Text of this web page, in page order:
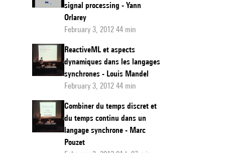
signal processing - Yann
Orlarey
February 3, 2012 44 min
ReactiveML et aspects
dynamiques dans les langages
synchrones - Louis Mandel
February 3, 2012 44 min
Combiner du temps discret et
du temps continu dans un
langage synchrone - Marc
Pouzet